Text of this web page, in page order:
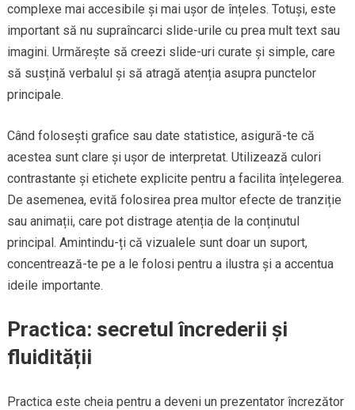
complexe mai accesibile și mai ușor de înțeles. Totuși, este
important să nu supraîncarci slide-urile cu prea mult text sau
imagini. Urmărește să creezi slide-uri curate și simple, care
să susțină verbalul și să atragă atenția asupra punctelor
principale.
Când folosești grafice sau date statistice, asigură-te că
acestea sunt clare și ușor de interpretat. Utilizează culori
contrastante și etichete explicite pentru a facilita înțelegerea.
De asemenea, evită folosirea prea multor efecte de tranziție
sau animații, care pot distrage atenția de la conținutul
principal. Amintindu-ți că vizualele sunt doar un suport,
concentrează-te pe a le folosi pentru a ilustra și a accentua
ideile importante.
Practica: secretul încrederii și
fluidității
Practica este cheia pentru a deveni un prezentator încrezător